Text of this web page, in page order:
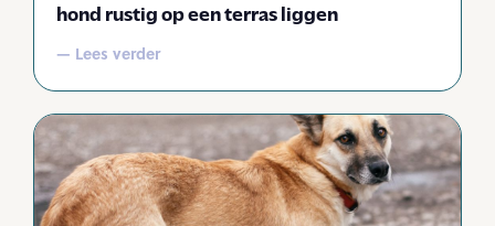
hond rustig op een terras liggen
— Lees verder